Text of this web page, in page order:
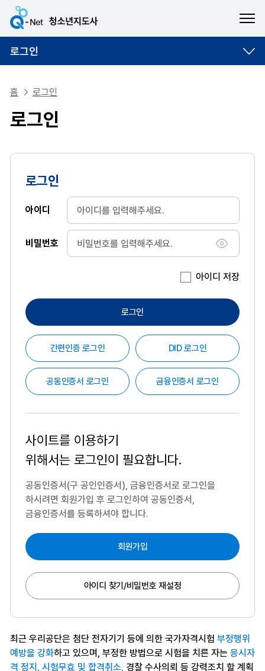
로그인
홈 로그인
로그인
로그인
아이디
비밀번호
비밀번호
아이디 저장
로그인
간편인증 로그인 DID 로그인
공동인증서 로그인 금융인증서 로그인
사이트를 이용하기
위해서는 로그인이 필요합니다.
공동인증서(구 공인인증서), 금융인증서로 로그인을
하시려면 회원가입 후 로그인하여 공동인증서,
금융인증서를 등록하셔야 합니다.
회원가입
아이디 찾기/비밀번호 재설정
최근 우리공단은 첨단 전자기기 등에 의한 국가자격시험 부정행위
예방을 강화하고 있으며, 부정한 방법으로 시험을 치른 자는 응시자
격 정지, 시험무효 및 합격취소, 경찰 수사의뢰 등 강력조치 할 계획